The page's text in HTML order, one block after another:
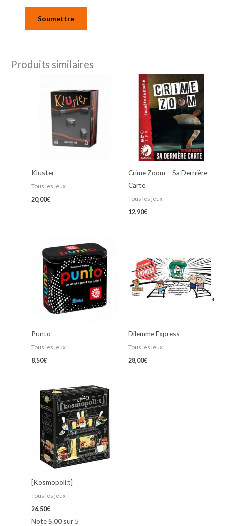
Produits similaires
Kluster
Tous les jeux
20,00€
Crime Zoom – Sa Dernière
Carte
Tous les jeux
12,90€
Punto
Tous les jeux
8,50€
Dilemme Express
Tous les jeux
28,00€
[Kosmopoli:t]
Tous les jeux
26,50€
Note5.00 sur 5